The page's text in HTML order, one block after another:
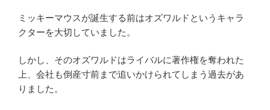
ミッキーマウスが誕生する前はオズワルドというキャラ
クターを大切していました。
しかし、そのオズワルドはライバルに著作権を奪われた
上、会社も倒産寸前まで追いかけられてしまう過去があ
りました。